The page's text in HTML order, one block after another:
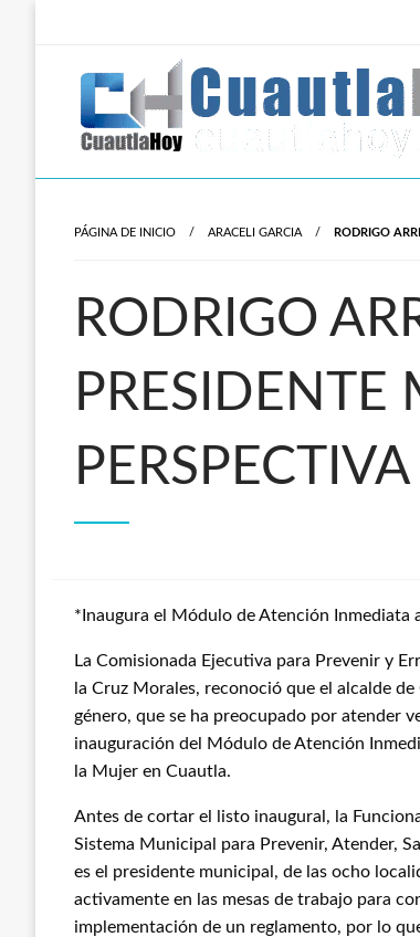
Revista digital del oriente de Morelos.
PÁGINA DE INICIO ARACELI GARCIA RODRIGO
RODRIGO
PRESIDENTE
*Inaugura el Módulo de Atención Inmediata
La Comisionada Ejecutiva para Prevenir y
la Cruz Morales, reconoció que el alcalde
género, que se ha preocupado por atender
inauguración del Módulo de Atención
la Mujer en Cuautla.
Antes de cortar el listo inaugural, la
Sistema Municipal para Prevenir, Atender,
es el presidente municipal, de las ocho
activamente en las mesas de trabajo para
implementación de un reglamento, por lo